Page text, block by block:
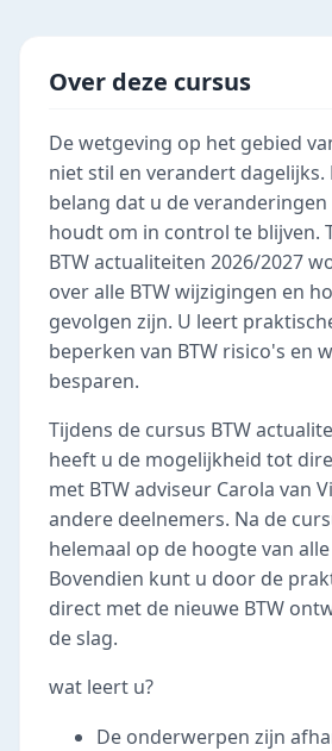
Over deze cursus
De wetgeving op het gebied
niet stil en verandert
belang dat u de
houdt om in control te blijven.
BTW actualiteiten 2026/2027
over alle BTW wijzigingen en
gevolgen zijn. U leert
beperken van BTW risico's en
besparen.
Tijdens de cursus BTW
heeft u de mogelijkheid tot
met BTW adviseur Carola van
andere deelnemers. Na de
helemaal op de hoogte van
Bovendien kunt u door de
direct met de nieuwe BTW
de slag.
wat leert u?
De onderwerpen zijn